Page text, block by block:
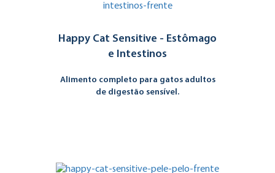
Happy Cat Sensitive - Estômago
e Intestinos
Alimento completo para gatos adultos
de digestão sensível.